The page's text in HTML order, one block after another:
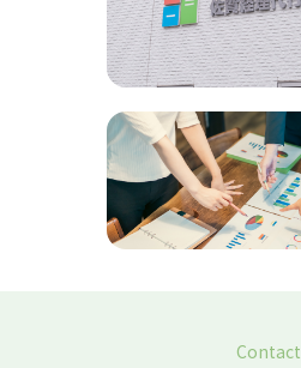
事務所紹介
詳しく見る
Contact